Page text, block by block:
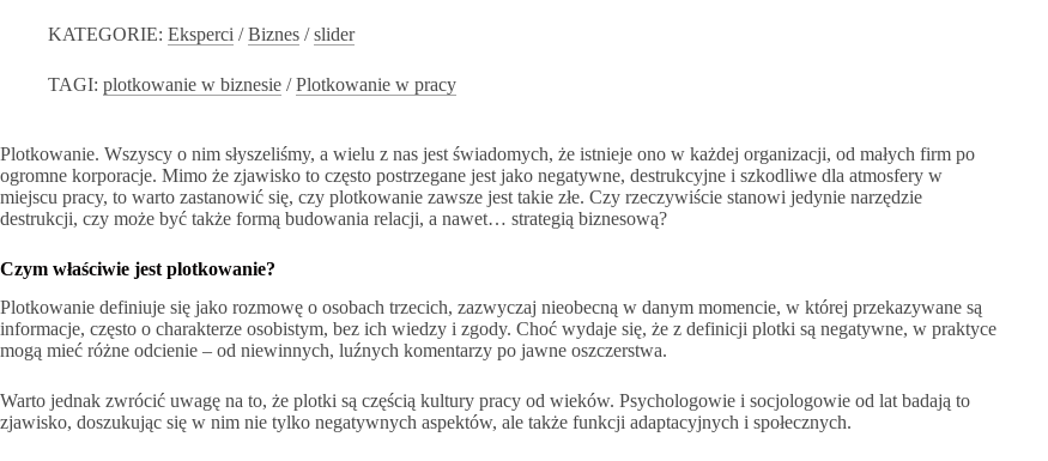
KATEGORIE: Eksperci /Biznes /slider
TAGI: plotkowanie w biznesie /Plotkowanie w pracy
Plotkowanie. Wszyscy o nim słyszeliśmy, a wielu z nas jest świadomych, że istnieje ono w każdej organizacji, od małych firm po
ogromne korporacje. Mimo że zjawisko to często postrzegane jest jako negatywne, destrukcyjne i szkodliwe dla atmosfery w
miejscu pracy, to warto zastanowić się, czy plotkowanie zawsze jest takie złe. Czy rzeczywiście stanowi jedynie narzędzie
destrukcji, czy może być także formą budowania relacji, a nawet… strategią biznesową?
Czym właściwie jest plotkowanie?
Plotkowanie definiuje się jako rozmowę o osobach trzecich, zazwyczaj nieobecną w danym momencie, w której przekazywane są
informacje, często o charakterze osobistym, bez ich wiedzy i zgody. Choć wydaje się, że z definicji plotki są negatywne, w praktyce
mogą mieć różne odcienie – od niewinnych, luźnych komentarzy po jawne oszczerstwa.
Warto jednak zwrócić uwagę na to, że plotki są częścią kultury pracy od wieków. Psychologowie i socjologowie od lat badają to
zjawisko, doszukując się w nim nie tylko negatywnych aspektów, ale także funkcji adaptacyjnych i społecznych.